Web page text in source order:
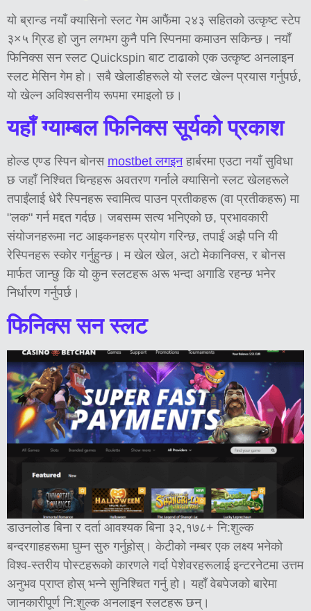
यो ब्रान्ड नयाँ क्यासिनो स्लट गेम आफैंमा २४३ सहितको उत्कृष्ट स्टेप
३×५ ग्रिड हो जुन लगभग कुनै पनि स्पिनमा कमाउन सकिन्छ। नयाँ
फिनिक्स सन स्लट Quickspin बाट टाढाको एक उत्कृष्ट अनलाइन
स्लट मेसिन गेम हो। सबै खेलाडीहरूले यो स्लट खेल्न प्रयास गर्नुपर्छ,
यो खेल्न अविश्वसनीय रूपमा रमाइलो छ।
यहाँ ग्याम्बल फिनिक्स सूर्यको प्रकाश
होल्ड एण्ड स्पिन बोनस mostbet लगइनहार्बरमा एउटा नयाँ सुविधा
छ जहाँ निश्चित चिन्हहरू अवतरण गर्नाले क्यासिनो स्लट खेलहरूले
तपाईंलाई धेरै स्पिनहरू स्वामित्व पाउन प्रतीकहरू (वा प्रतीकहरू) मा
"लक" गर्न मद्दत गर्दछ। जबसम्म सत्य भनिएको छ, प्रभावकारी
संयोजनहरूमा नट आइकनहरू प्रयोग गरिन्छ, तपाईं अझै पनि यी
रेस्पिनहरू स्कोर गर्नुहुन्छ। म खेल खेल, अटो मेकानिक्स, र बोनस
मार्फत जान्छु कि यो कुन स्लटहरू अरू भन्दा अगाडि रहन्छ भनेर
निर्धारण गर्नुपर्छ।
फिनिक्स सन स्लट
डाउनलोड बिना र दर्ता आवश्यक बिना ३२,१७८+ नि:शुल्क
बन्दरगाहहरूमा घुम्न सुरु गर्नुहोस्। केटीको नम्बर एक लक्ष्य भनेको
विश्व-स्तरीय पोस्टहरूको कारणले गर्दा पेशेवरहरूलाई इन्टरनेटमा उत्तम
अनुभव प्राप्त होस् भन्ने सुनिश्चित गर्नु हो। यहाँ वेबपेजको बारेमा
जानकारीपूर्ण नि:शुल्क अनलाइन स्लटहरू छन्।